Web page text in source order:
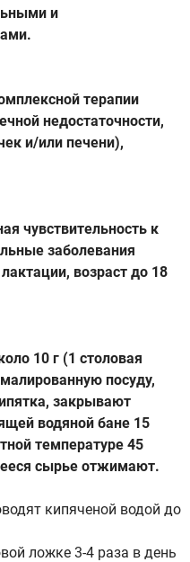
и
терапии
недостаточности,
и/или печени),
чувствительность к
заболевания
возраст до 18
10 г (1 столовая
посуду,
закрывают
водяной бане 15
температуре 45
сырье отжимают.
кипяченой водой до
ложке 3-4 раза в день